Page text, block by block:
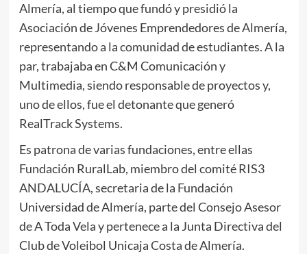
Almería, al tiempo que fundó y presidió la
Asociación de Jóvenes Emprendedores de Almería,
representando a la comunidad de estudiantes. A la
par, trabajaba en C&M Comunicación y
Multimedia, siendo responsable de proyectos y,
uno de ellos, fue el detonante que generó
RealTrack Systems.
Es patrona de varias fundaciones, entre ellas
Fundación RuralLab, miembro del comité RIS3
ANDALUCÍA, secretaria de la Fundación
Universidad de Almería, parte del Consejo Asesor
de A Toda Vela y pertenece a la Junta Directiva del
Club de Voleibol Unicaja Costa de Almería.